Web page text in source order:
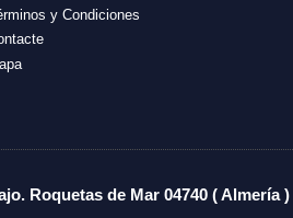
y Condiciones
Roquetas de Mar 04740 ( Almería